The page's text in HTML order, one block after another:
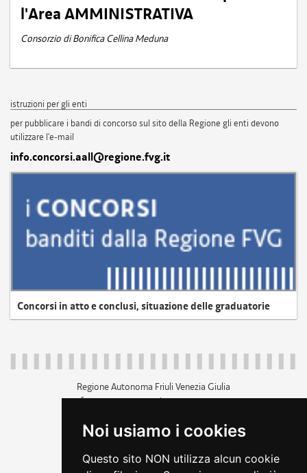
Noi usiamo i cookies
Questo sito NON utilizza alcun cookie
l'Area AMMINISTRATIVA
Consorzio di Bonifica Cellina Meduna
istruzioni per gli enti
per pubblicare i bandi di concorso sul sito della Regione gli enti devono
utilizzare l'e-mail
info.concorsi.aall@regione.fvg.it
Concorsi in atto e conclusi, situazione delle graduatorie
Regione Autonoma Friuli Venezia Giulia
c.f. 80014930327; p.iva 00526040324
+39 040 3771111